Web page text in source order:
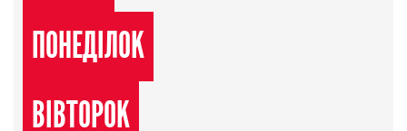
ПОНЕДІЛОК
ВІВТОРОК